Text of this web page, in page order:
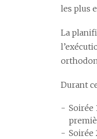
les plus
La
Durant
Soirée
Soirée